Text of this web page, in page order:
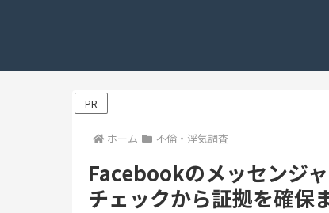
PR
ホーム 不倫・浮気調査
Facebookのメッセンジ
チェックから証拠を確保